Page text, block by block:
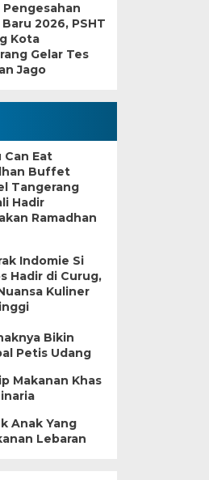
Pengesahan
2026, PSHT
Kota
Gelar Tes
Jago
Can Eat
Buffet
Tangerang
Hadir
Ramadhan
Indomie Si
Hadir di Curug,
Kuliner
Bikin
Petis Udang
Makanan Khas
Anak Yang
Lebaran